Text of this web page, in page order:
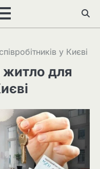
у Києві
для